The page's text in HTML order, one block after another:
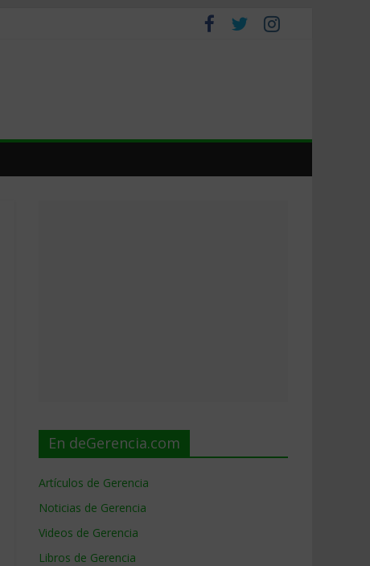
En deGerencia.com
Artículos de Gerencia
Noticias de Gerencia
Videos de Gerencia
Libros de Gerencia